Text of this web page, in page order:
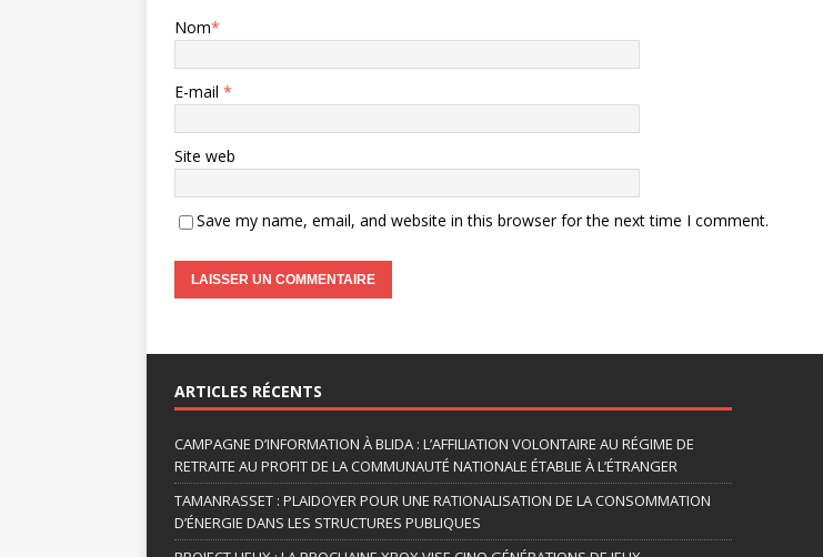
Nom*
E-mail *
Site web
Save my name, email, and website in this browser for the next time I comment.
t
e
r
n
a
t
i
ARTICLES RÉCENTS
CAMPAGNE D’INFORMATION À BLIDA : L’AFFILIATION VOLONTAIRE AU RÉGIME DE
RETRAITE AU PROFIT DE LA COMMUNAUTÉ NATIONALE ÉTABLIE À L’ÉTRANGER
TAMANRASSET : PLAIDOYER POUR UNE RATIONALISATION DE LA CONSOMMATION
D’ÉNERGIE DANS LES STRUCTURES PUBLIQUES